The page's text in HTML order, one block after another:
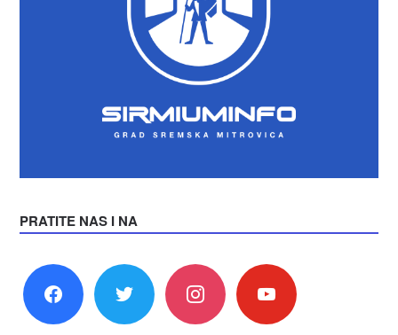
PRATITE NAS I NA
facebook twitter instagram youtube